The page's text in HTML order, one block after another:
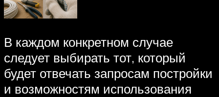
В каждом конкретном случае
следует выбирать тот, который
будет отвечать запросам постройки
и возможностям использования